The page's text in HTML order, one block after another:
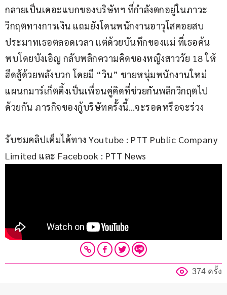
กลายเป็นเดอะแบกของบริษัทฯ ที่กำลังตกอยู่ในภาวะ
วิกฤตทางการเงิน แถมยังโดนพนักงานอาวุโสคอยสบ
ประมาทเธอตลอดเวลา แต่ด้วยบันทึกของแม่ ที่เธอค้น
พบโดยบังเอิญ กลับพลิกความคิดของหญิงสาววัย 18 ให้
ฮึดสู้ด้วยพลังบวก โดยมี “วิน” ชายหนุ่มพนักงานใหม่
แผนกมาร์เก็ตติ้งเป็นเพื่อนคู่คิดที่ช่วยกันพลิกวิกฤตไป
ด้วยกัน ภารกิจของกู้บริษัทครั้งนี้…จะรอดหรือจะร่วง
รับชมคลิปเต็มได้ทาง Youtube : PTT Public Company
Limited และ Facebook : PTT News
374 ครั้ง